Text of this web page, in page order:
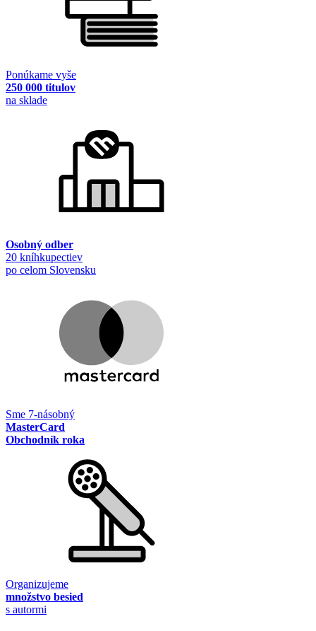
Ponúkame vyše
250 000 titulov
na sklade
Osobný odber
20 kníhkupectiev
po celom Slovensku
Sme 7-násobný
MasterCard
Obchodník roka
Organizujeme
množstvo besied
s autormi